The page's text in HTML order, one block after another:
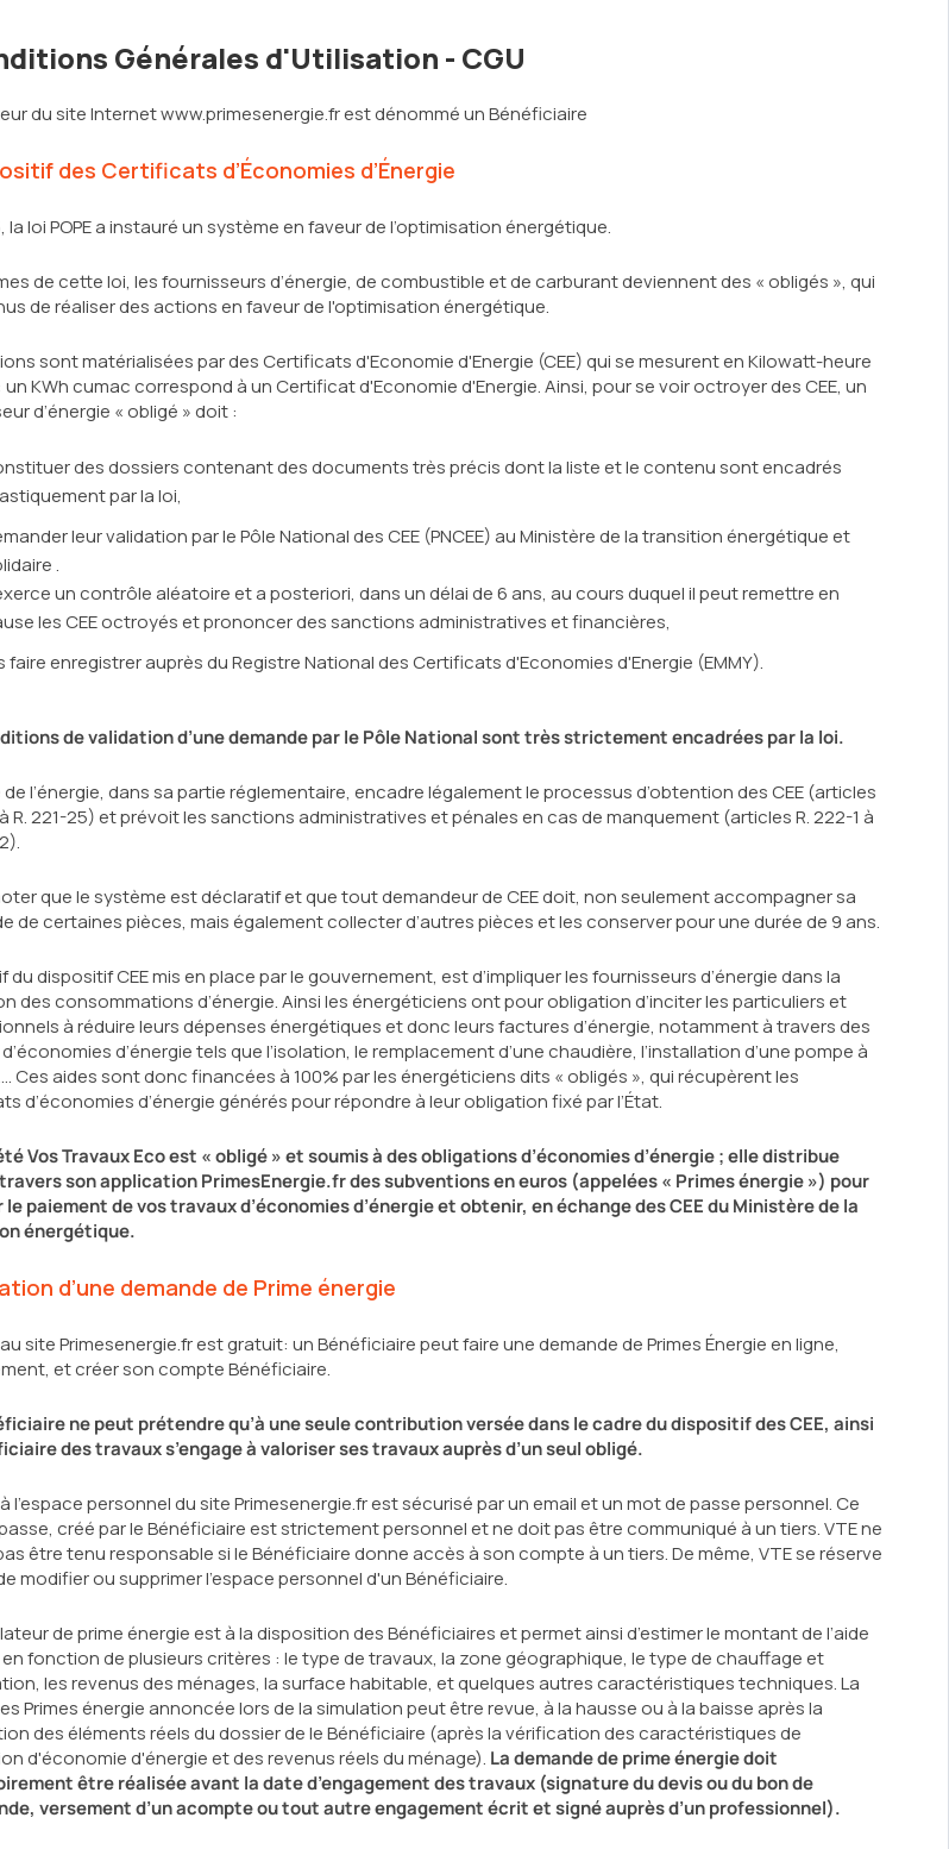
Générales d'Utilisation - CGU
du site Internet www.primesenergie.fr est dénommé un Bénéficiaire
des Certificats d’Économies d’Énergie
la loi POPE a instauré un système en faveur de l’optimisation énergétique.
de cette loi, les fournisseurs d’énergie, de combustible et de carburant deviennent des « obligés », qui
de réaliser des actions en faveur de l'optimisation énergétique.
sont matérialisées par des Certificats d'Economie d'Energie (CEE) qui se mesurent en Kilowatt-heure
KWh cumac correspond à un Certificat d'Economie d'Energie. Ainsi, pour se voir octroyer des CEE, un
d’énergie « obligé » doit :
des dossiers contenant des documents très précis dont la liste et le contenu sont encadrés
par la loi,
leur validation par le Pôle National des CEE (PNCEE) au Ministère de la transition énergétique et
.
un contrôle aléatoire et a posteriori, dans un délai de 6 ans, au cours duquel il peut remettre en
les CEE octroyés et prononcer des sanctions administratives et financières,
faire enregistrer auprès du Registre National des Certificats d'Economies d'Energie (EMMY).
de validation d’une demande par le Pôle National sont très strictement encadrées par la loi.
l’énergie, dans sa partie réglementaire, encadre légalement le processus d’obtention des CEE (articles
à R. 221-25) et prévoit les sanctions administratives et pénales en cas de manquement (articles R. 222-1 à
que le système est déclaratif et que tout demandeur de CEE doit, non seulement accompagner sa
de certaines pièces, mais également collecter d’autres pièces et les conserver pour une durée de 9 ans.
du dispositif CEE mis en place par le gouvernement, est d’impliquer les fournisseurs d’énergie dans la
des consommations d’énergie. Ainsi les énergéticiens ont pour obligation d’inciter les particuliers et
à réduire leurs dépenses énergétiques et donc leurs factures d’énergie, notamment à travers des
d’énergie tels que l’isolation, le remplacement d’une chaudière, l’installation d’une pompe à
Ces aides sont donc financées à 100% par les énergéticiens dits « obligés », qui récupèrent les
d’économies d’énergie générés pour répondre à leur obligation fixé par l’État.
Vos Travaux Eco est « obligé » et soumis à des obligations d’économies d’énergie ; elle distribue
son application PrimesEnergie.fr des subventions en euros (appelées « Primes énergie ») pour
paiement de vos travaux d’économies d’énergie et obtenir, en échange des CEE du Ministère de la
énergétique.
d’une demande de Prime énergie
site Primesenergie.fr est gratuit: un Bénéficiaire peut faire une demande de Primes Énergie en ligne,
et créer son compte Bénéficiaire.
ne peut prétendre qu’à une seule contribution versée dans le cadre du dispositif des CEE, ainsi
des travaux s’engage à valoriser ses travaux auprès d’un seul obligé.
l'espace personnel du site Primesenergie.fr est sécurisé par un email et un mot de passe personnel. Ce
créé par le Bénéficiaire est strictement personnel et ne doit pas être communiqué à un tiers. VTE ne
être tenu responsable si le Bénéficiaire donne accès à son compte à un tiers. De même, VTE se réserve
modifier ou supprimer l'espace personnel d'un Bénéficiaire.
de prime énergie est à la disposition des Bénéficiaires et permet ainsi d’estimer le montant de l’aide
fonction de plusieurs critères : le type de travaux, la zone géographique, le type de chauffage et
les revenus des ménages, la surface habitable, et quelques autres caractéristiques techniques. La
Primes énergie annoncée lors de la simulation peut être revue, à la hausse ou à la baisse après la
des éléments réels du dossier de le Bénéficiaire (après la vérification des caractéristiques de
d'économie d'énergie et des revenus réels du ménage). La demande de prime énergie doit
être réalisée avant la date d’engagement des travaux (signature du devis ou du bon de
versement d’un acompte ou tout autre engagement écrit et signé auprès d’un professionnel).